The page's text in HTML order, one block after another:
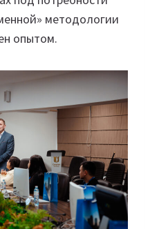
методологии
опытом.